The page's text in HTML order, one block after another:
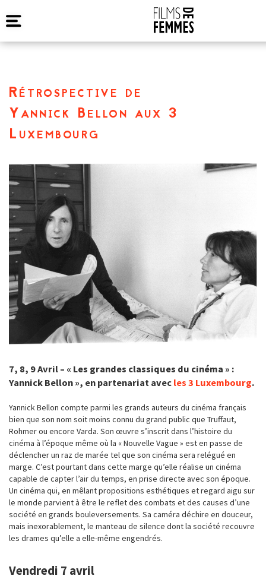
Rétrospective de
Yannick Bellon aux 3
Luxembourg
7, 8, 9 Avril – « Les grandes classiques du cinéma » :
Yannick Bellon », en partenariat avec les 3 Luxembourg.
Yannick Bellon compte parmi les grands auteurs du cinéma français
bien que son nom soit moins connu du grand public que Truffaut,
Rohmer ou encore Varda. Son œuvre s’inscrit dans l’histoire du
cinéma à l’époque même où la « Nouvelle Vague » est en passe de
déclencher un raz de marée tel que son cinéma sera relégué en
marge. C’est pourtant dans cette marge qu’elle réalise un cinéma
capable de capter l’air du temps, en prise directe avec son époque.
Un cinéma qui, en mêlant propositions esthétiques et regard aigu sur
le monde parvient à être le reflet des combats et des causes d’une
société en grands bouleversements. Sa caméra déchire en douceur,
mais inexorablement, le manteau de silence dont la société recouvre
les drames qu’elle a elle-même engendrés.
Vendredi 7 avril